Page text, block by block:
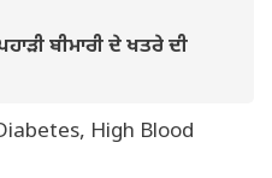
ਬੀਮਾਰੀ ਦੇ ਖਤਰੇ ਦੀ